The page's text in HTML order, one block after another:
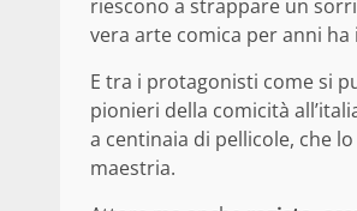
riescono a strappare un
vera arte comica per anni
E tra i protagonisti come si
pionieri della comicità
a centinaia di pellicole, che
maestria.